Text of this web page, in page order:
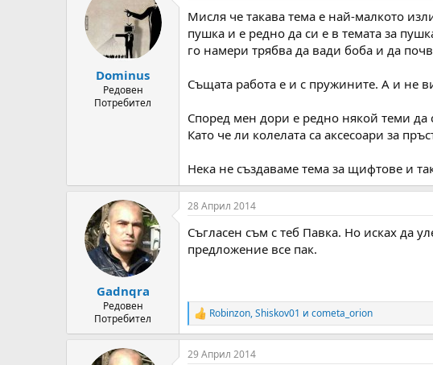
i
o
n
s
Dominus
Редовен
Потребител
Мисля че такава тема е най-малкото
пушка и е редно да си е в темата за
го намери трябва да вади боба и да
Същата работа е и с пружините. А и не
Според мен дори е редно някой теми да
Като че ли колелата са аксесоари за
Нека не създаваме тема за щифтове и
Gadnqra
Редовен
Потребител
28 Април 2014
Съгласен съм с теб Павка. Но исках да
предложение все пак.
R
e
a
c
Robinzon,Shiskov01 и cometa_orion
29 Април 2014